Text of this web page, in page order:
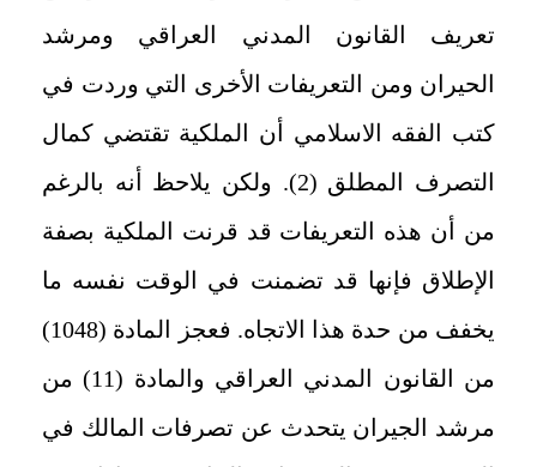
تعريف القانون المدني العراقي ومرشد
الحيران ومن التعريفات الأخرى التي وردت في
كتب الفقه الاسلامي أن الملكية تقتضي كمال
التصرف المطلق (2). ولكن يلاحظ أنه بالرغم
من أن هذه التعريفات قد قرنت الملكية بصفة
الإطلاق فإنها قد تضمنت في الوقت نفسه ما
يخفف من حدة هذا الاتجاه. فعجز المادة (1048)
من القانون المدني العراقي والمادة (11) من
مرشد الجيران يتحدث عن تصرفات المالك في